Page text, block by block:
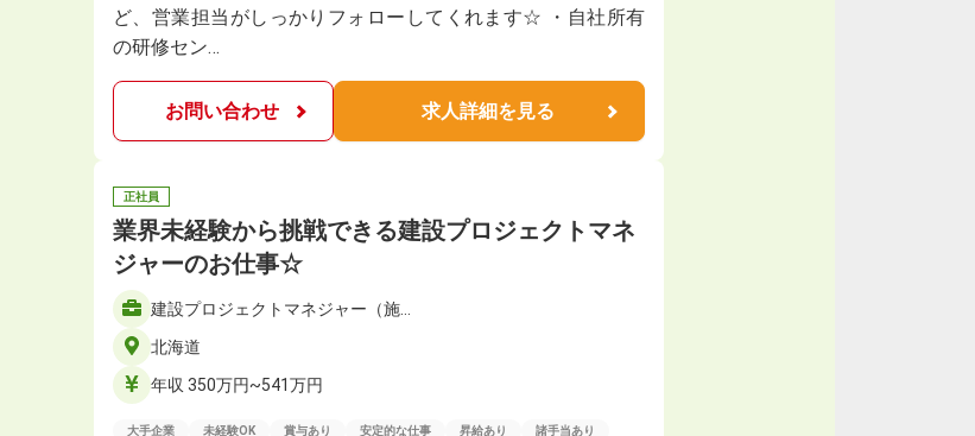
ど、営業担当がしっかりフォローしてくれます☆ ・自社所有
の研修セン…
お問い合わせ 求人詳細を見る
正社員
業界未経験から挑戦できる建設プロジェクトマネ
ジャーのお仕事☆
建設プロジェクトマネジャー（施…
北海道
年収 350万円~541万円
大手企業 未経験OK 賞与あり 安定的な仕事 昇給あり 諸手当あり